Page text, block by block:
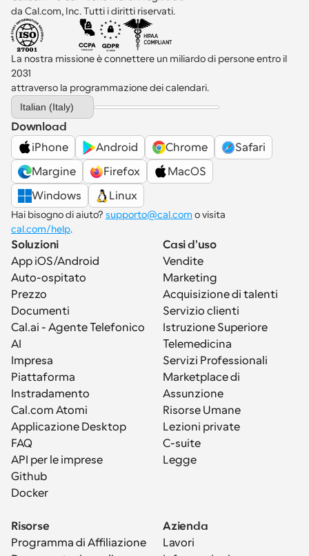
da Cal.com, Inc. Tutti i diritti riservati.
La nostra missione è connettere un miliardo di persone entro il
2031
attraverso la programmazione dei calendari.
Select Language
Italian (Italy)
Download
iPhone
Android Chrome
Safari
Margine
Firefox
MacOS
Windows
Linux
Hai bisogno di aiuto? supporto@cal.com
cal.com/help.
Soluzioni
App iOS/Android
Auto-ospitato
Prezzo
Documenti
Cal.ai - Agente Telefonico
AI
Impresa
Piattaforma
Instradamento
Cal.com Atomi
Applicazione Desktop
FAQ
API per le imprese
Github
Docker
Casi d'uso
Vendite
Marketing
Acquisizione di talenti
Servizio clienti
Istruzione Superiore
Telemedicina
Servizi Professionali
Marketplace di
Assunzione
Risorse Umane
Lezioni private
C-suite
Legge
Risorse
Programma di Affiliazione
Azienda
Lavori